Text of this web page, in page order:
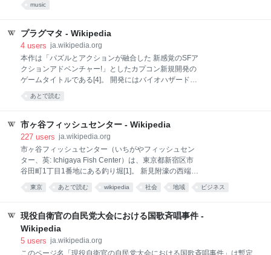
る。[3]実験的ロックと視覚的演出を組み合わせたスタ
イルで演奏する。[4] 若い頃から一緒に演奏していたふ
たりは、2019年にアンジーヌ・ド・ポワトリーヌとし
ての活動を開始した。[2]ただし、継続的にグループと
して活動するようになったのは2023年以降とされる。
考案され、観客に対する実験的な演出の一環として採
匿名性を維持している。[6] ク
music
プラグマタ - Wikipedia
4 users ja.wikipedia.org
本作は「パズルとアクションが融合した 新感覚のSFア
クションアドベンチャー!」としたカプコン新規開発の
ゲームタイトルである[4]。 開発にはバイオハザードシ
リーズやデビルメイクライシリーズなどに携わったス
タッフ達も参加している[1]。シナリオはバイオハザー
ドグマ』シリーズなどを手掛けてきた村田治生が担当
している。 『プラグマタ』は新規制作発表から幾度か
の発売予定年延期アナウンスを経てきたゲームタイト
ルであるが[5]、既視感のあるアクションゲームの手触
りではない「リプレイ性が高くて繰り返し遊べるかど
た[1]。 近年2人プレイ対応のゲームタイトルも見られ
レイ対応のアイデアも出た上で、本作で大事にしてい
るのは「1人がアクションとパズルを同時にプレイす
る忙
あとで読む
市ヶ谷フィッシュセンター - Wikipedia
227 users ja.wikipedia.org
市ヶ谷フィッシュセンター（いちがやフィッシュセン
ター、英: Ichigaya Fish Center）は、東京都新宿区市
谷田町1丁目1番地にある釣り堀[1]。 新見附濠の西端
に、鯉釣り用の鯉池と小さな魚を釣る金魚池がある
[2]。また、同じ場所に観賞魚、水草、草花のショップ
2]。 本来は国有地であり、当初は施設の運営者が千代
田区を通じて利用許可・貸与を受けていたが、1962年
（昭和37年）以降は許可が更新されておらず、以後約
東京 あとで読む wikipedia 社会 地域 ビジネス
現役自衛官の自民党大会における国歌斉唱事件 -
Wikipedia
5 users ja.wikipedia.org
このページ名「現役自衛官の自民党大会における国歌斉唱事件」は暫定